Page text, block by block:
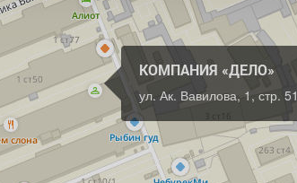
КОМПАНИЯ «ДЕЛО»
ул. Ак. Вавилова, 1, стр. 51